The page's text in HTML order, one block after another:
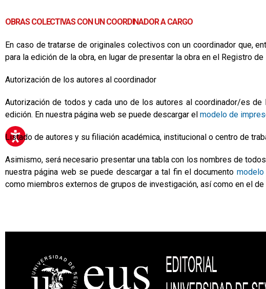
OBRAS COLECTIVAS CON UN COORDINADOR A CARGO
En caso de tratarse de originales colectivos con un coordinador que,
para la edición de la obra, en lugar de presentar la obra en el Registro
Autorización de los autores al coordinador
Autorización de todos y cada uno de los autores al coordinador/es
edición. En nuestra página web se puede descargar el modelo de
Listado de autores y su filiación académica, institucional o centro de
Asimismo, será necesario presentar una tabla con los nombres de
nuestra página web se puede descargar a tal fin el documento
como miembros externos de grupos de investigación, así como en el